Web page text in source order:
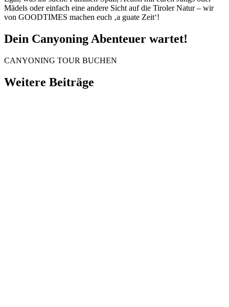
Mädels oder einfach eine andere Sicht auf die Tiroler Natur – wir
von GOODTIMES machen euch ‚a guate Zeit‘!
Dein Canyoning Abenteuer wartet!
CANYONING TOUR BUCHEN
Weitere Beiträge